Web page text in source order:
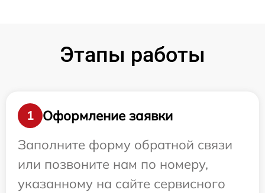
Этапы работы
1
Оформление заявки
Заполните форму обратной связи
или позвоните нам по номеру,
указанному на сайте сервисного